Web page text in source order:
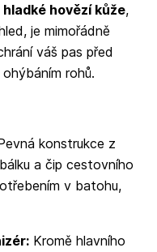
hovězí kůže,
je mimořádně
váš pas před
rohů.
konstrukce z
a čip cestovního
v batohu,
Kromě hlavního